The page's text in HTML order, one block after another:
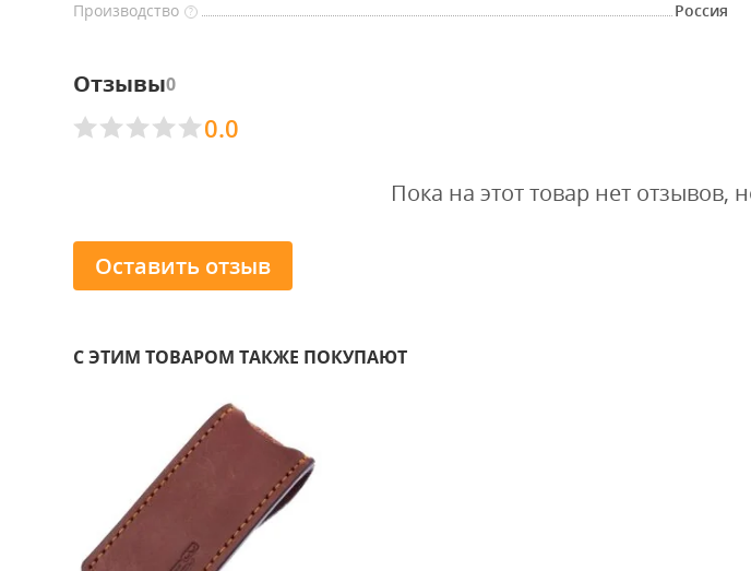
Производство
? Россия
Отзывы0
0.0
Пока на этот товар нет
Оставить отзыв
С ЭТИМ ТОВАРОМ ТАКЖЕ ПОКУПАЮТ